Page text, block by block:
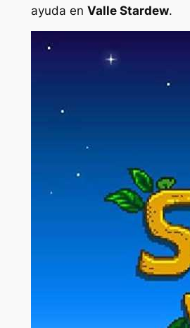
ayuda en Valle Stardew.